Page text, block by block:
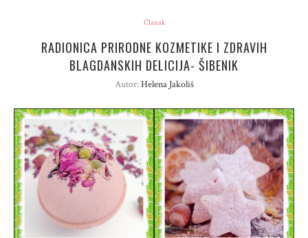
Članak
RADIONICA PRIRODNE KOZMETIKE I ZDRAVIH
BLAGDANSKIH DELICIJA- ŠIBENIK
Autor:Helena Jakoliš